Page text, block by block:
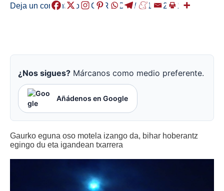
Deja un comentario /EGURALDIA/ 2018-02-02
¿Nos sigues? Márcanos como medio preferente.
Añádenos en Google
Gaurko eguna oso motela izango da, bihar hoberantz
egingo du eta igandean txarrera